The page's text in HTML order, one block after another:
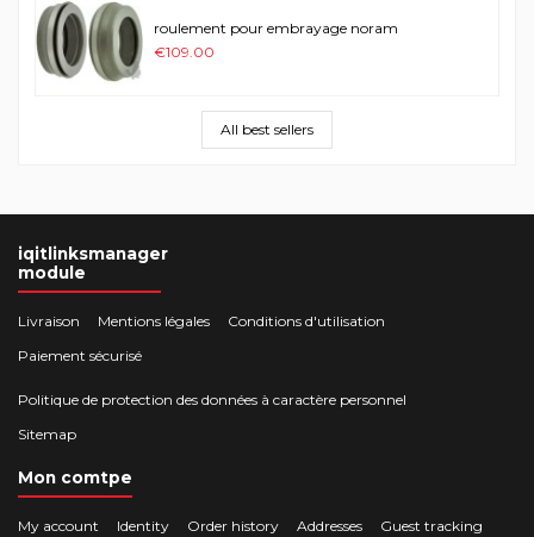
roulement pour embrayage noram
€109.00
All best sellers
iqitlinksmanager
module
Livraison Mentions légales
Conditions d'utilisation
Paiement sécurisé
Politique de protection des données à caractère personnel
Sitemap
Mon comtpe
My account Identity Order history Addresses Guest tracking